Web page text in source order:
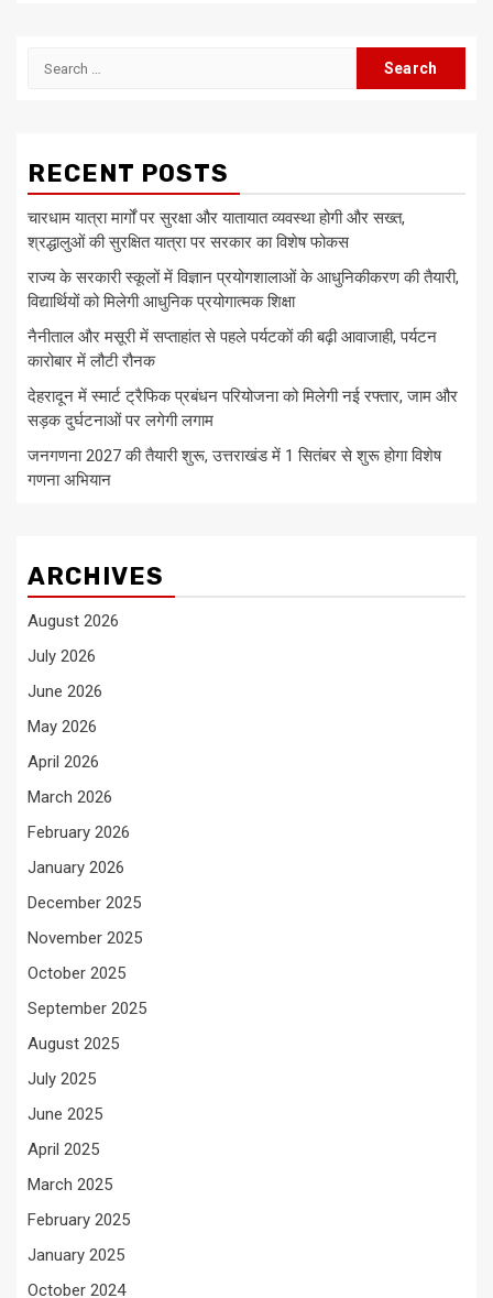
Search
RECENT POSTS
चारधाम यात्रा मार्गों पर सुरक्षा और यातायात व्यवस्था होगी और सख्त,
श्रद्धालुओं की सुरक्षित यात्रा पर सरकार का विशेष फोकस
राज्य के सरकारी स्कूलों में विज्ञान प्रयोगशालाओं के आधुनिकीकरण की तैयारी,
विद्यार्थियों को मिलेगी आधुनिक प्रयोगात्मक शिक्षा
नैनीताल और मसूरी में सप्ताहांत से पहले पर्यटकों की बढ़ी आवाजाही, पर्यटन
कारोबार में लौटी रौनक
देहरादून में स्मार्ट ट्रैफिक प्रबंधन परियोजना को मिलेगी नई रफ्तार, जाम और
सड़क दुर्घटनाओं पर लगेगी लगाम
जनगणना 2027 की तैयारी शुरू, उत्तराखंड में 1 सितंबर से शुरू होगा विशेष
गणना अभियान
ARCHIVES
August 2026
July 2026
June 2026
May 2026
April 2026
March 2026
February 2026
January 2026
December 2025
November 2025
October 2025
September 2025
August 2025
July 2025
June 2025
April 2025
March 2025
February 2025
January 2025
October 2024